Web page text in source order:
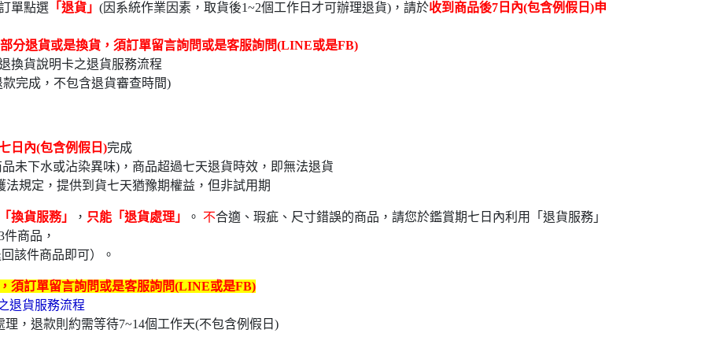
單點選 「退貨」 (因系統作業因素，取貨後1~2個工作日才可辦理退貨)，請於收到商品後7日內(包含例假日)申
分退貨或是換貨，須訂單留言詢問或是客服詢問(LINE或是FB)
換貨說明卡之退貨服務流程
完成，不包含退貨審查時間)
日內(包含例假日)完成
下水或沾染異味)，商品超過七天退貨時效，即無法退貨
定，提供到貨七天猶豫期權益，但非試用期
換貨服務」 ， 只能「退貨處理」 。 不合適、瑕疵、尺寸錯誤的商品，請您於鑑賞期七日內利用「退貨服務」
商品，
該件商品即可）。
須訂單留言詢問或是客服詢問(LINE或是FB)
退貨服務流程
，退款則約需等待7~14個工作天(不包含例假日)